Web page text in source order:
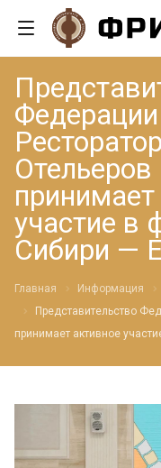
Федерации
участие в
Сибири —
Главная Информация
Представительство
принимает активное